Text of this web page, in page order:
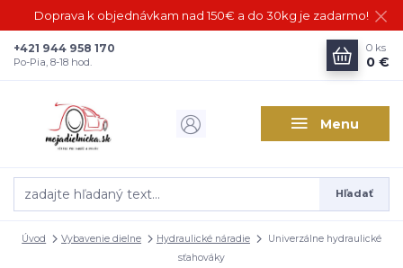
Doprava k objednávkam nad 150€ a do 30kg je zadarmo!
Menu
Hľadať
+421 944 958 170
Po-Pia, 8-18 hod.
0 ks
0 €
Úvod Vybavenie dielne Hydraulické náradie
Univerzálne hydraulické
sťahováky